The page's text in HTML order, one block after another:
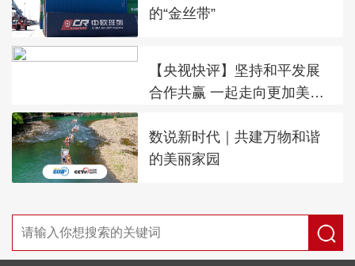
的“金丝带”
【央视快评】坚持和平发展
合作共赢 一起走向更加美好
数说新时代｜共建万物和谐
的美丽家园